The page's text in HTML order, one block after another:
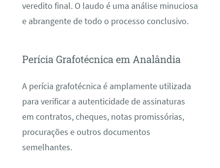
veredito final. O laudo é uma análise minuciosa
e abrangente de todo o processo conclusivo.
Perícia Grafotécnica em Analândia
A perícia grafotécnica é amplamente utilizada
para verificar a autenticidade de assinaturas
em contratos, cheques, notas promissórias,
procurações e outros documentos
semelhantes.